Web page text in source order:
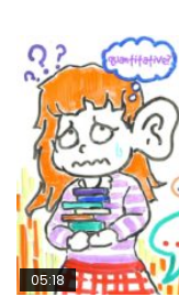
05:18